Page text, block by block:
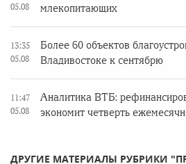
05.08
млекопитающих
13:35
05.08
Более 60 объектов
Владивостоке к сентябрю
11:47
05.08
Аналитика ВТБ:
экономит четверть
ДРУГИЕ МАТЕРИАЛЫ РУБРИКИ